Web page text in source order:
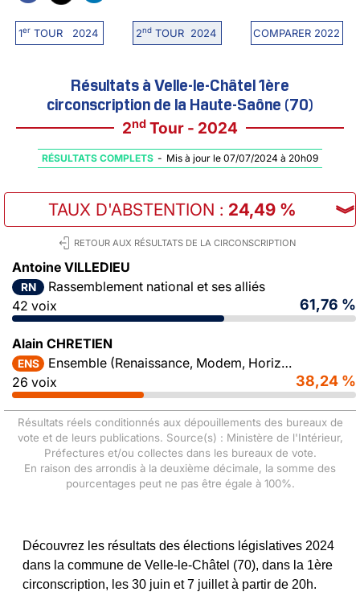
1erTOUR 2024 2ndTOUR 2024 COMPARER 2022
Résultats à Velle-le-Châtel 1ère
circonscription de la Haute-Saône (70)
2nd Tour - 2024
RÉSULTATS COMPLETS - Mis à jour le 07/07/2024 à 20h09
TAUX D'ABSTENTION : 24,49 % ︾
RETOUR AUX RÉSULTATS DE LA CIRCONSCRIPTION
Antoine VILLEDIEU
RN
Rassemblement national et ses alliés
42 voix
61,76 %
Alain CHRETIEN
ENS
Ensemble (Renaissance, Modem, Horizons)
26 voix
38,24 %
Résultats réels conditionnés aux dépouillements des bureaux de
vote et de leurs publications. Source(s) : Ministère de l'Intérieur,
Préfectures et/ou collectes dans les bureaux de vote.
En raison des arrondis à la deuxième décimale, la somme des
pourcentages peut ne pas être égale à 100%.
Découvrez les résultats des élections législatives 2024
dans la commune de Velle-le-Châtel (70), dans la 1ère
circonscription, les 30 juin et 7 juillet à partir de 20h.